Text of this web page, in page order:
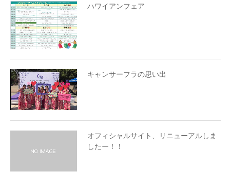
ハワイアンフェア
キャンサーフラの思い出
オフィシャルサイト、リニューアルしま
したー！！